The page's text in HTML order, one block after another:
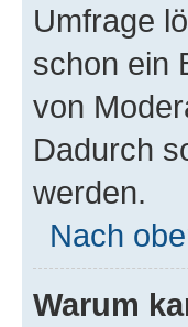
Umfrage
schon ein
von
Dadurch
werden.
Nach
Warum